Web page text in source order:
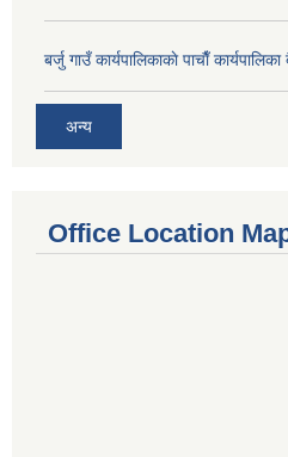
बर्जु गाउँ कार्यपालिकाकाे पाचाै‌ँ
अन्य
Office Location